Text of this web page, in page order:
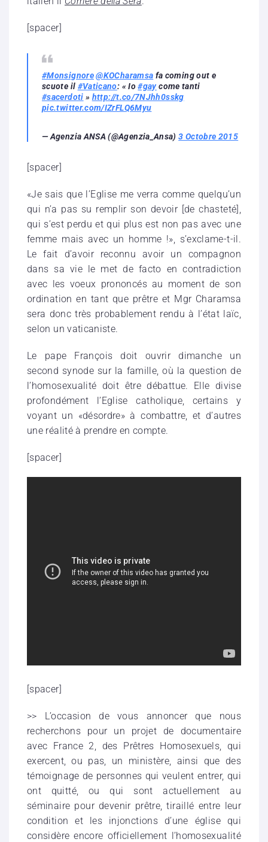
[spacer]
#Monsignore @KOCharamsa fa coming out e
scuote il #Vaticano: « Io#gaycome tanti
#sacerdoti » http://t.co/7NJhh0sskg
pic.twitter.com/IZrFLQ6Myu
— Agenzia ANSA (@Agenzia_Ansa)3 Octobre 2015
[spacer]
«Je sais que l’Eglise me verra comme quelqu’un
qui n’a pas su remplir son devoir [de chasteté],
qui s’est perdu et qui plus est non pas avec une
femme mais avec un homme !», s’exclame-t-il.
Le fait d’avoir reconnu avoir un compagnon
dans sa vie le met de facto en contradiction
avec les voeux prononcés au moment de son
ordination en tant que prêtre et Mgr Charamsa
sera donc très probablement rendu à l’état laïc,
selon un vaticaniste.
Le pape François doit ouvrir dimanche un
second synode sur la famille, où la question de
l’homosexualité doit être débattue. Elle divise
profondément l’Eglise catholique, certains y
voyant un «désordre» à combattre, et d’autres
une réalité à prendre en compte.
[spacer]
[spacer]
>> L’occasion de vous annoncer que nous
recherchons pour un projet de documentaire
avec France 2, des Prêtres Homosexuels, qui
exercent, ou pas, un ministère, ainsi que des
témoignage de personnes qui veulent entrer, qui
ont quitté, ou qui sont actuellement au
séminaire pour devenir prêtre, tiraillé entre leur
condition et les injonctions d’une église qui
considère encore officiellement l’homosexualité